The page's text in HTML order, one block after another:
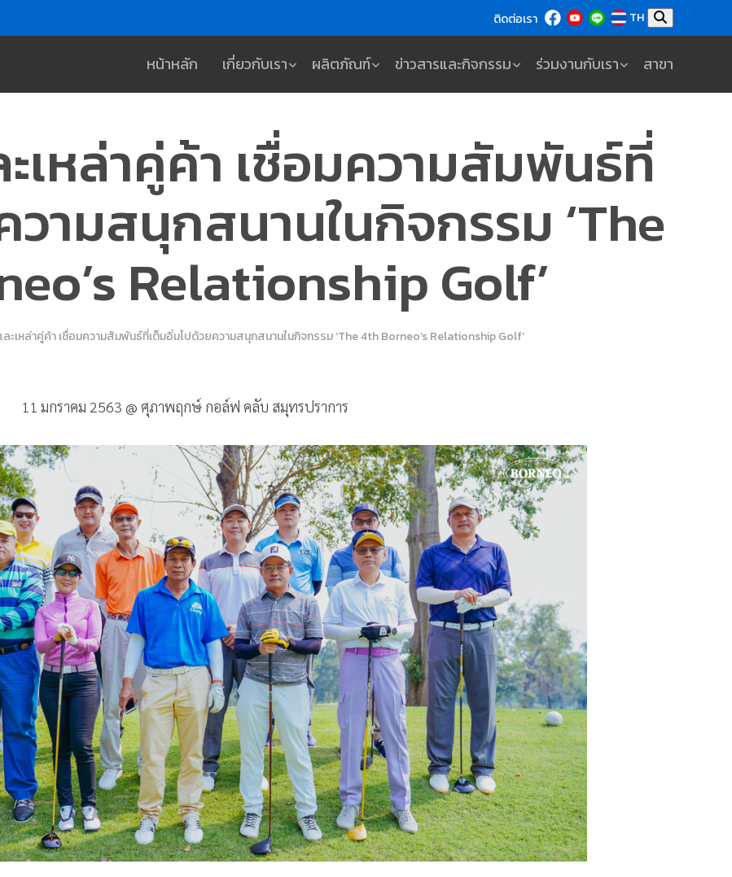
ติดต่อเรา TH
หน้าหลัก เกี่ยวกับเรา ผลิตภัณฑ์ ข่าวสารและกิจกรรม ร่วมงานกับเรา สาขา
เหล่าคู่ค้า เชื่อมความสัมพันธ์ที่
ามสนุกสนานในกิจกรรม ‘The
Relationship Golf’
ะเหล่าคู่ค้า เชื่อมความสัมพันธ์ที่เต็มอิ่มไปด้วยความสนุกสนานในกิจกรรม ‘The 4th Borneo’s Relationship Golf’
11 มกราคม 2563 @ ศุภาพฤกษ์ กอล์ฟ คลับ สมุทรปราการ